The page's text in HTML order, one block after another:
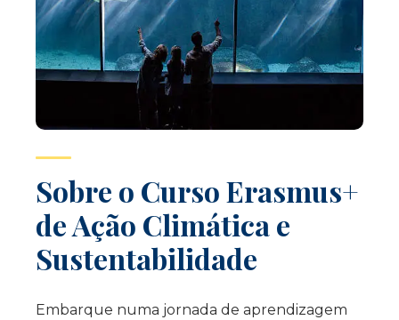
Sobre o Curso Erasmus+
de Ação Climática e
Sustentabilidade
Embarque numa jornada de aprendizagem